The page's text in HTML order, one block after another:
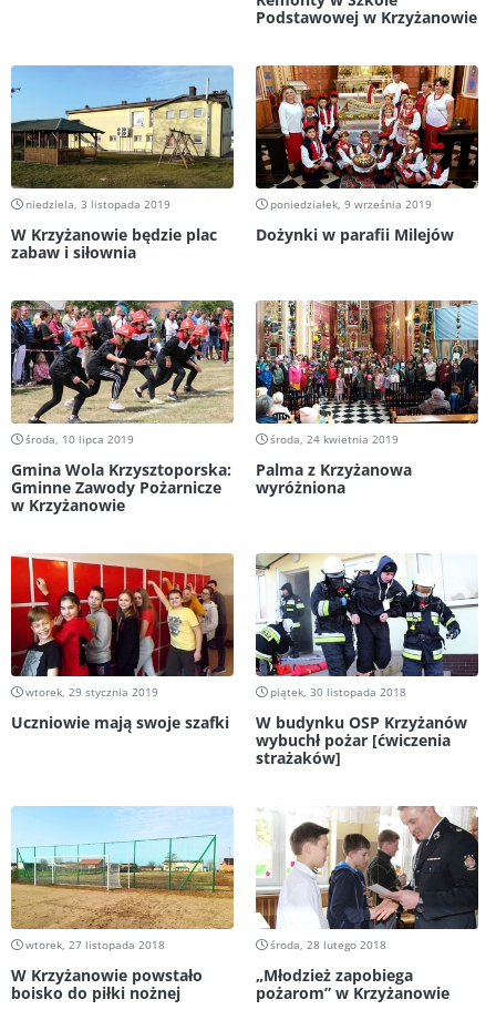
Podstawowej w Krzyżanowie
niedziela, 3 listopada 2019
W Krzyżanowie będzie plac
zabaw i siłownia
poniedziałek, 9 września 2019
Dożynki w parafii Milejów
środa, 10 lipca 2019
Gmina Wola Krzysztoporska:
Gminne Zawody Pożarnicze
w Krzyżanowie
środa, 24 kwietnia 2019
Palma z Krzyżanowa
wyróżniona
wtorek, 29 stycznia 2019
Uczniowie mają swoje szafki
piątek, 30 listopada 2018
W budynku OSP Krzyżanów
wybuchł pożar [ćwiczenia
strażaków]
wtorek, 27 listopada 2018
W Krzyżanowie powstało
boisko do piłki nożnej
środa, 28 lutego 2018
„Młodzież zapobiega
pożarom” w Krzyżanowie